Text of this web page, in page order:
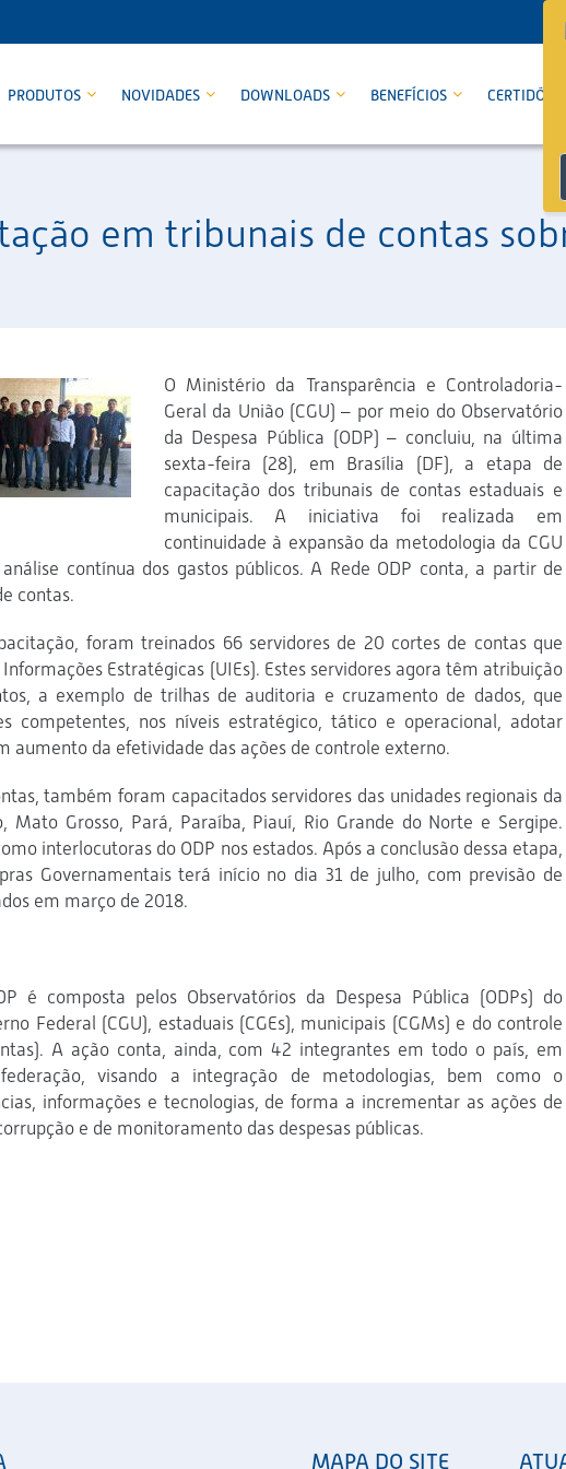
PRODUTOS NOVIDADES DOWNLOADS BENEFÍCIOS CERTIDÕES
em tribunais de contas
O Ministério da Transparência e Controladoria-
Geral da União (CGU) – por meio do Observatório
da Despesa Pública (ODP) – concluiu, na última
sexta-feira (28), em Brasília (DF), a etapa de
capacitação dos tribunais de contas estaduais e
municipais. A iniciativa foi realizada em
continuidade à expansão da metodologia da CGU
contínua dos gastos públicos. A Rede ODP conta, a partir de
contas.
foram treinados 66 servidores de 20 cortes de contas que
Estratégicas (UIEs). Estes servidores agora têm atribuição
a exemplo de trilhas de auditoria e cruzamento de dados, que
competentes, nos níveis estratégico, tático e operacional, adotar
aumento da efetividade das ações de controle externo.
também foram capacitados servidores das unidades regionais da
Mato Grosso, Pará, Paraíba, Piauí, Rio Grande do Norte e Sergipe.
interlocutoras do ODP nos estados. Após a conclusão dessa etapa,
Governamentais terá início no dia 31 de julho, com previsão de
em março de 2018.
é composta pelos Observatórios da Despesa Pública (ODPs) do
Federal (CGU), estaduais (CGEs), municipais (CGMs) e do controle
A ação conta, ainda, com 42 integrantes em todo o país, em
visando a integração de metodologias, bem como o
informações e tecnologias, de forma a incrementar as ações de
e de monitoramento das despesas públicas.
MAPA DO SITE